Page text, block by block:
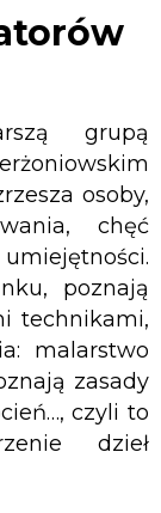
grupą
osoby,
chęć
poznają
technikami,
malarstwo
zasady
czyli to
dzieł